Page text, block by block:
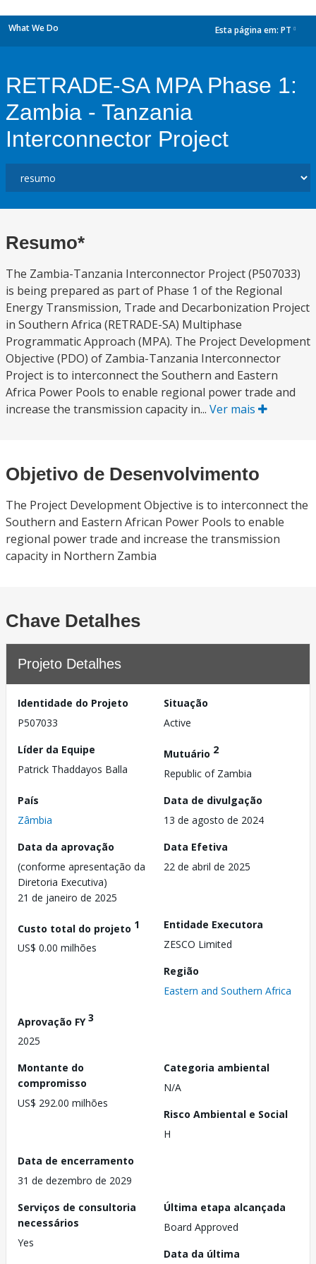
What We Do Esta página em: PT
RETRADE-SA MPA Phase 1:
Zambia - Tanzania
Interconnector Project
Resumo*
The Zambia-Tanzania Interconnector Project (P507033)
is being prepared as part of Phase 1 of the Regional
Energy Transmission, Trade and Decarbonization Project
in Southern Africa (RETRADE-SA) Multiphase
Programmatic Approach (MPA). The Project Development
Objective (PDO) of Zambia-Tanzania Interconnector
Project is to interconnect the Southern and Eastern
Africa Power Pools to enable regional power trade and
increase the transmission capacity in... Ver mais
Objetivo de Desenvolvimento
The Project Development Objective is to interconnect the
Southern and Eastern African Power Pools to enable
regional power trade and increase the transmission
capacity in Northern Zambia
Chave Detalhes
Projeto Detalhes
Identidade do Projeto
P507033
Situação
Active
Líder da Equipe
Patrick Thaddayos Balla
Mutuário 2
Republic of Zambia
País
Zâmbia
Data de divulgação
13 de agosto de 2024
Data da aprovação
(conforme apresentação da
Diretoria Executiva)
21 de janeiro de 2025
Data Efetiva
22 de abril de 2025
Custo total do projeto 1
US$ 0.00 milhões
Entidade Executora
ZESCO Limited
Região
Eastern and Southern Africa
Aprovação FY3
2025
Montante do
compromisso
US$ 292.00 milhões
Categoria ambiental
N/A
Risco Ambiental e Social
H
Data de encerramento
31 de dezembro de 2029
Serviços de consultoria
necessários
Yes
Última etapa alcançada
Board Approved
Data da última